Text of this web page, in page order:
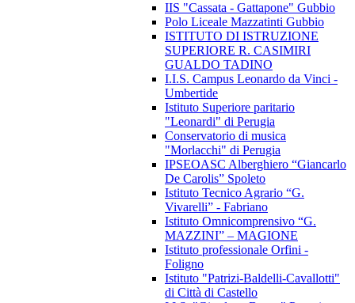
IIS "Cassata - Gattapone" Gubbio
Polo Liceale Mazzatinti Gubbio
ISTITUTO DI ISTRUZIONE
SUPERIORE R. CASIMIRI
GUALDO TADINO
I.I.S. Campus Leonardo da Vinci -
Umbertide
Istituto Superiore paritario
"Leonardi" di Perugia
Conservatorio di musica
"Morlacchi" di Perugia
IPSEOASC Alberghiero “Giancarlo
De Carolis” Spoleto
Istituto Tecnico Agrario “G.
Vivarelli” - Fabriano
Istituto Omnicomprensivo “G.
MAZZINI” – MAGIONE
Istituto professionale Orfini -
Foligno
Istituto "Patrizi-Baldelli-Cavallotti"
di Città di Castello